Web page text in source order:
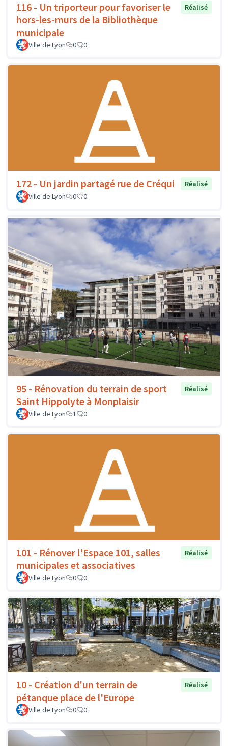
116 - Un triporteur pour favoriser le
hors-les-murs de la Bibliothèque
municipale
Réalisé
Ville de Lyon 0 0
172 - Un jardin partagé rue de Créqui
Réalisé
Ville de Lyon
0 0
95 - Rénovation du terrain de sport
Saint Hippolyte à Monplaisir
Réalisé
Ville de Lyon 1 0
101 - Rénover l'Espace 101, salles
municipales et associatives
Réalisé
Ville de Lyon 0 0
10 - Création d'un terrain de
pétanque place de l'Europe
Réalisé
Ville de Lyon 0 0